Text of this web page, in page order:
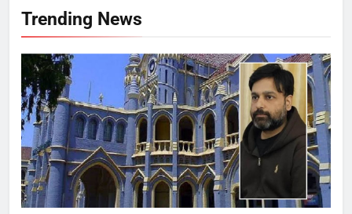
Trending News